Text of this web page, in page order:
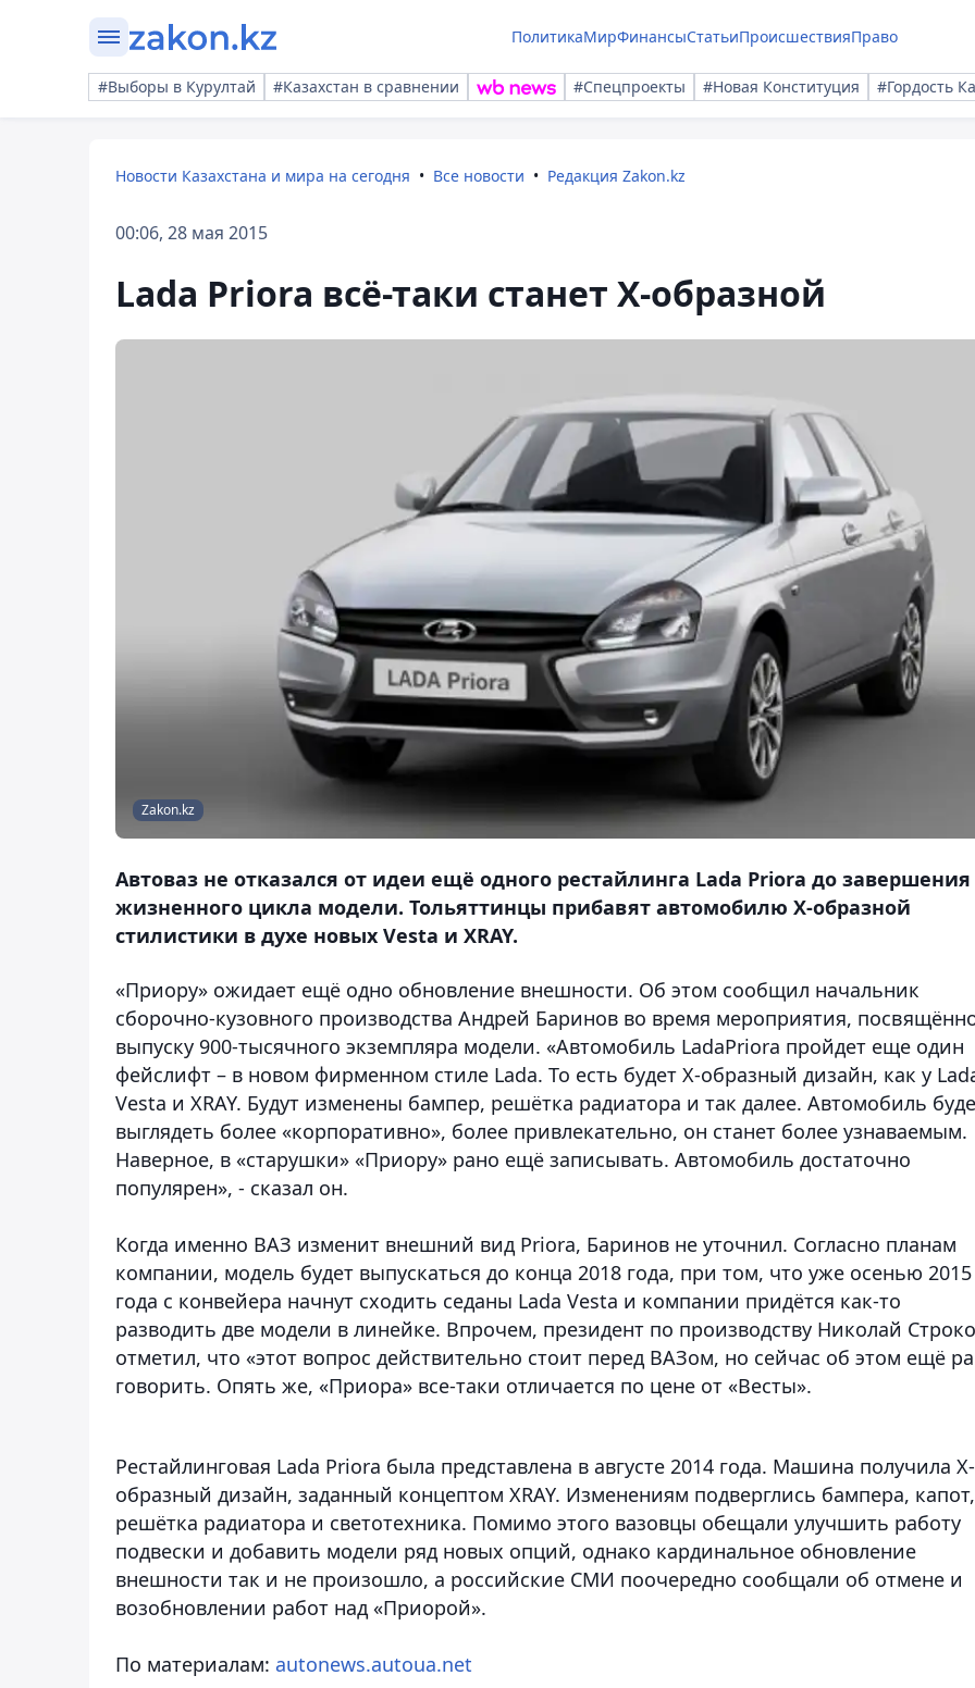
ПолитикаМирФинансыСтатьиПроисшествияПраво
#Выборы в Курултай #Казахстан в сравнении #Спецпроекты #Новая Конституция #Гордость
Новости Казахстана и мира на сегодня Все новости Редакция Zakon.kz
00:06, 28 мая 2015
Lada Priora всё-таки станет Х-образной
Zakon.kz
Автоваз не отказался от идеи ещё одного рестайлинга Lada Priora до завершения
жизненного цикла модели. Тольяттинцы прибавят автомобилю Х-образной
стилистики в духе новых Vesta и XRAY.
«Приору» ожидает ещё одно обновление внешности. Об этом сообщил начальник
сборочно-кузовного производства Андрей Баринов во время мероприятия,
выпуску 900-тысячного экземпляра модели. «Автомобиль LadaPriora пройдет еще один
фейслифт – в новом фирменном стиле Lada. То есть будет Х-образный дизайн, как у
Vesta и XRAY. Будут изменены бампер, решётка радиатора и так далее. Автомобиль
выглядеть более «корпоративно», более привлекательно, он станет более узнаваемым.
Наверное, в «старушки» «Приору» рано ещё записывать. Автомобиль достаточно
популярен», - сказал он.
Когда именно ВАЗ изменит внешний вид Priora, Баринов не уточнил. Согласно планам
компании, модель будет выпускаться до конца 2018 года, при том, что уже осенью 2015
года с конвейера начнут сходить седаны Lada Vesta и компании придётся как-то
разводить две модели в линейке. Впрочем, президент по производству Николай
отметил, что «этот вопрос действительно стоит перед ВАЗом, но сейчас об этом ещё
говорить. Опять же, «Приора» все-таки отличается по цене от «Весты».
Рестайлинговая Lada Priora была представлена в августе 2014 года. Машина получила Х-
образный дизайн, заданный концептом XRAY. Изменениям подверглись бампера, капот,
решётка радиатора и светотехника. Помимо этого вазовцы обещали улучшить работу
подвески и добавить модели ряд новых опций, однако кардинальное обновление
внешности так и не произошло, а российские СМИ поочередно сообщали об отмене и
возобновлении работ над «Приорой».
По материалам: autonews.autoua.net